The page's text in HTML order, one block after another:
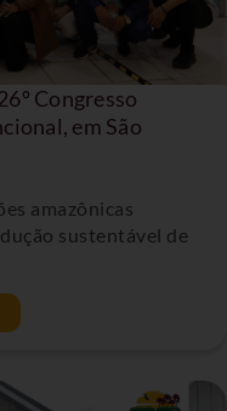
Congresso
em São
amazônicas
sustentável de